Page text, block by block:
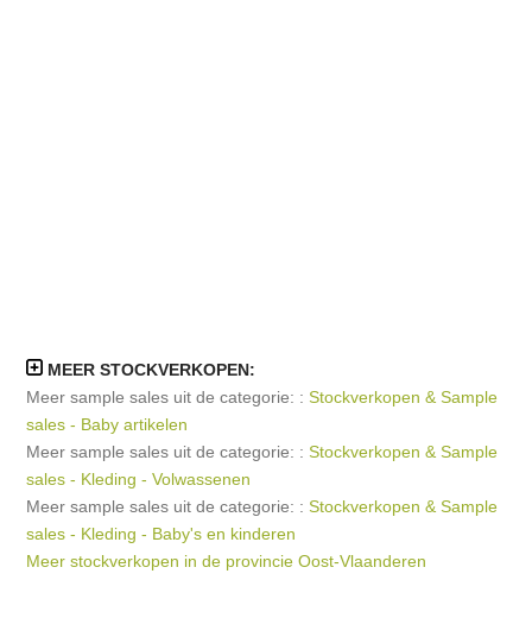
MEER STOCKVERKOPEN:
Meer sample sales uit de categorie: :Stockverkopen & Sample
sales - Baby artikelen
Meer sample sales uit de categorie: :Stockverkopen & Sample
sales - Kleding - Volwassenen
Meer sample sales uit de categorie: :Stockverkopen & Sample
sales - Kleding - Baby's en kinderen
Meer stockverkopen in de provincie Oost-Vlaanderen